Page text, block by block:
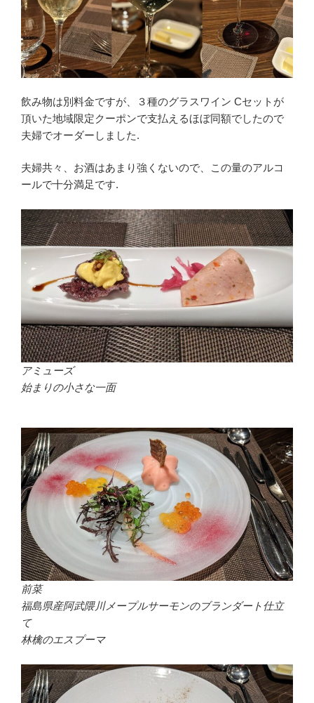
飲み物は別料金ですが、３種のグラスワイン Cセットが
頂いた地域限定クーポンで支払えるほぼ同額でしたので
夫婦でオーダーしました.
夫婦共々、お酒はあまり強くないので、この量のアルコ
ールで十分満足です.
アミューズ
始まりの小さな一面
前菜
福島県産阿武隈川メープルサーモンのブランダート仕立
て
林檎のエスプーマ